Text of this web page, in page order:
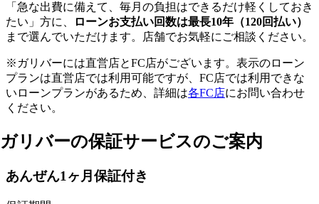
「急な出費に備えて、毎月の負担はできるだけ軽くしておき
たい」方に、
ローンお支払い回数は最長10年（120回払い）
まで選んでいただけます。店舗でお気軽にご相談ください。
※ガリバーには直営店とFC店がございます。表示のローン
プランは直営店では利用可能ですが、FC店では利用できな
いローンプランがあるため、詳細は各FC店にお問い合わせ
ください。
ガリバーの保証サービスのご案内
あんぜん1ヶ月保証付き